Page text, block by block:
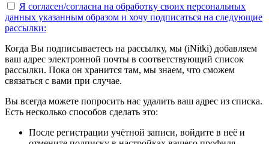
Я согласен/согласна на обработку своих персональных
данных указанным образом и хочу подписаться на следующие
рассылки:
Когда Вы подписываетесь на рассылку, мы (iNitki) добавляем
ваш адрес электронной почты в соответствующий список
рассылки. Пока он хранится там, мы знаем, что сможем
связаться с вами при случае.
Вы всегда можете попросить нас удалить ваш адрес из списка.
Есть несколько способов сделать это:
После регистрации учётной записи, войдите в неё и